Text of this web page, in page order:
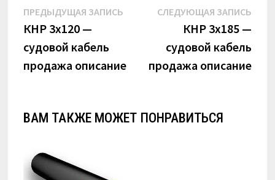
Навигация
по
записям
ПРЕДЫДУЩАЯ ЗАПИСЬ Предыдущая
КНР 3х120 —
судовой кабель
продажа описание
СЛЕДУЮЩАЯ ЗАПИСЬ
КНР 3х185 —
судовой кабель
продажа описание
ВАМ ТАКЖЕ МОЖЕТ ПОНРАВИТЬСЯ